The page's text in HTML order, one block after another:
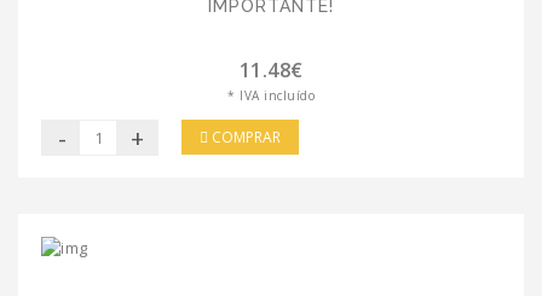
IMPORTANTE!
11.48€
* IVA incluído
- + COMPRAR